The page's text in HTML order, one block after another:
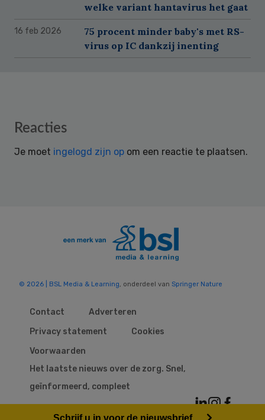
welke variant hantavirus het gaat
16 feb 2026
75 procent minder baby's met RS-
virus op IC dankzij inenting
Reader
Reacties
Je moet ingelogd zijn op om een reactie te plaatsen.
© 2026 | BSL Media & Learning, onderdeel van Springer Nature
Contact
Adverteren
Privacy statement
Cookies
Voorwaarden
Het laatste nieuws over de zorg. Snel,
geïnformeerd, compleet
Schrijf u in voor de nieuwsbrief